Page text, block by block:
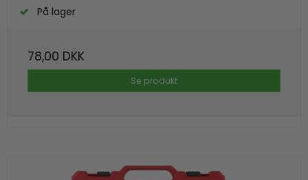
På lager
78,00 DKK
Se produkt